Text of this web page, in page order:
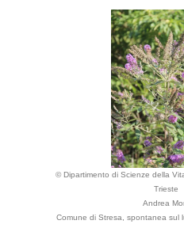
© Dipartimento di Scienze della
Trieste
Andrea
Comune di Stresa, spontanea sul